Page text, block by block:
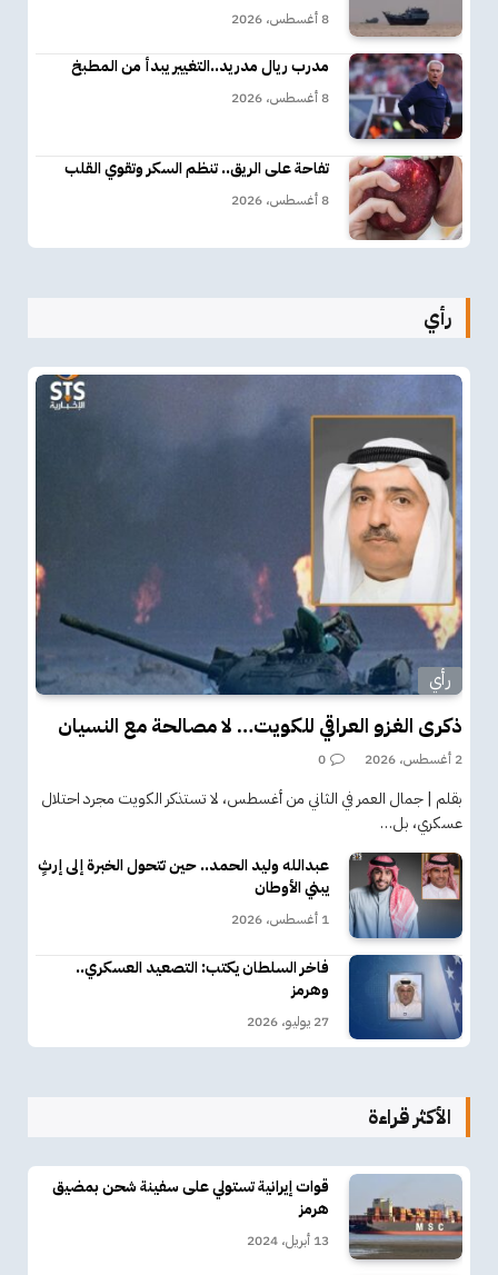
8 أغسطس، 2026
مدرب ريال مدريد..التغيير يبدأ من المطبخ
8 أغسطس، 2026
تفاحة على الريق.. تنظم السكر وتقوي القلب
8 أغسطس، 2026
رأي
رأي
ذكرى الغزو العراقي للكويت… لا مصالحة مع النسيان
2 أغسطس، 2026 0
بقلم | جمال العمر في الثاني من أغسطس، لا تستذكر الكويت مجرد احتلال
عسكري، بل…
عبدالله وليد الحمد.. حين تتحول الخبرة إلى إرثٍ
يبني الأوطان
1 أغسطس، 2026
فاخر السلطان يكتب: التصعيد العسكري..
وهرمز
27 يوليو، 2026
الأكثر قراءة
قوات إيرانية تستولي على سفينة شحن بمضيق
هرمز
13 أبريل، 2024